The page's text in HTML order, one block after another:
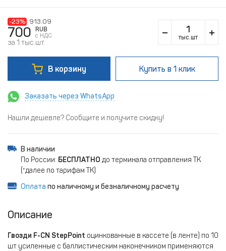
-23% 913.09
700
RUB
c НДС
за 1 тыс.шт.
тыс.шт
В корзину Купить в 1 клик
Заказать через WhatsApp
Нашли дешевле? Сообщите и получите скидку!
В наличии
По России: БЕСПЛАТНО до терминала отправления ТК
(*далее по тарифам ТК)
Оплата по наличному и безналичному расчету
Описание
Гвозди F-CN StepPoint оцинкованные в кассете (в ленте) по 10
шт усиленные с баллистическим наконечником применяются